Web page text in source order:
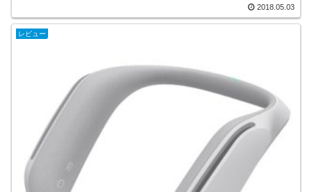
2018.05.03
レビュー